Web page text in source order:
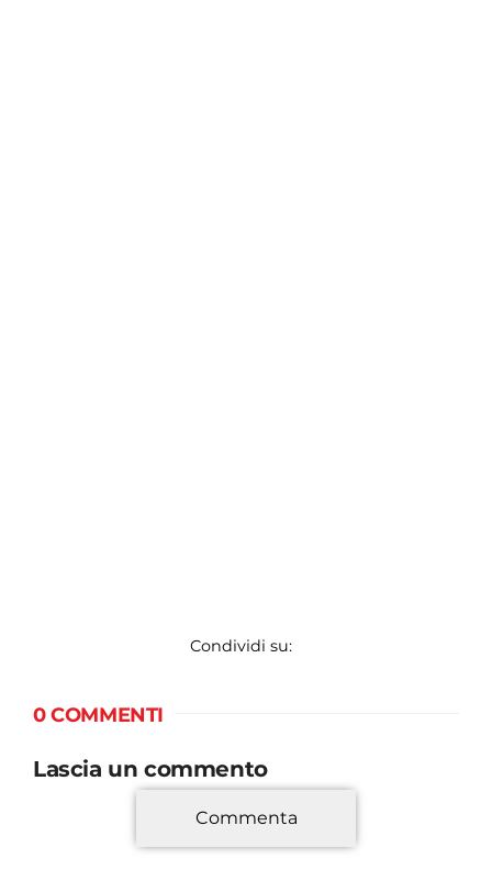
Condividi su:
0 COMMENTI
Lascia un commento
*
Commenta